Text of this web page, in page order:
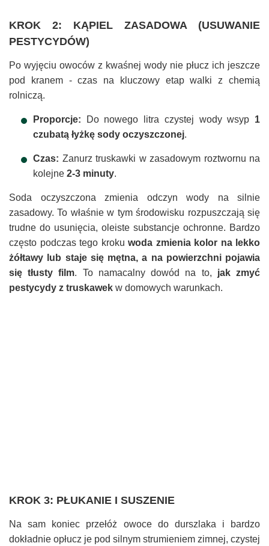
KROK 2: KĄPIEL ZASADOWA (USUWANIE
PESTYCYDÓW)
Po wyjęciu owoców z kwaśnej wody nie płucz ich jeszcze
pod kranem - czas na kluczowy etap walki z chemią
rolniczą.
Proporcje: Do nowego litra czystej wody wsyp 1
czubatą łyżkę sody oczyszczonej.
Czas: Zanurz truskawki w zasadowym roztwornu na
kolejne 2-3 minuty.
Soda oczyszczona zmienia odczyn wody na silnie
zasadowy. To właśnie w tym środowisku rozpuszczają się
trudne do usunięcia, oleiste substancje ochronne. Bardzo
często podczas tego kroku woda zmienia kolor na lekko
żółtawy lub staje się mętna, a na powierzchni pojawia
się tłusty film. To namacalny dowód na to, jak zmyć
pestycydy z truskawek w domowych warunkach.
KROK 3: PŁUKANIE I SUSZENIE
Na sam koniec przełóż owoce do durszlaka i bardzo
dokładnie opłucz je pod silnym strumieniem zimnej, czystej